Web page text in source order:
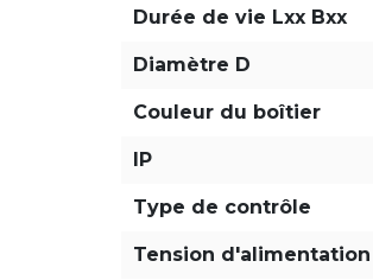
Durée de vie Lxx Bxx
Diamètre D
Couleur du boîtier
IP
Type de contrôle
Tension d'alimentation